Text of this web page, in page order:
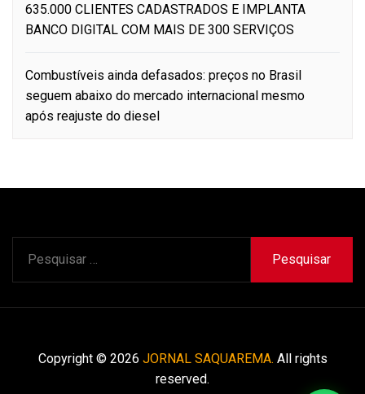
635.000 CLIENTES CADASTRADOS E IMPLANTA
BANCO DIGITAL COM MAIS DE 300 SERVIÇOS
Combustíveis ainda defasados: preços no Brasil
seguem abaixo do mercado internacional mesmo
após reajuste do diesel
por:
Copyright © 2026 JORNAL SAQUAREMA. All rights
reserved.